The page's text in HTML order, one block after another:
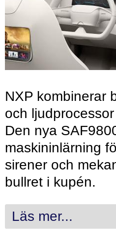
NXP kombinerar
och
Den nya
maskininlärning
sirener och
bullret i kupén.
Läs mer...